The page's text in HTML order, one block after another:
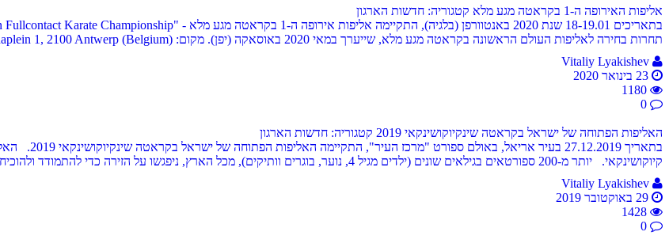
אליפות האירופה ה-1 בקראטה מגע מלא
קטגוריה: חדשות הארגון
תחרות בחירה לאליפות העולם הראשונה בקראטה מגע מלא, שייערך במאי 2020 באוסאקה (יפן). מקום: Arenaplein 1, 2100 Antwerp (Belgium). מארגנים: European Fullcontact Karate Organization. ...
Vitaliy Lyakishev
23 בינואר 2020
1180
0
האליפות הפתוחה של ישראל בקראטה שינקיוקושינקאי 2019
קטגוריה: חדשות הארגון
בתאריך
קיוקושינקאי. יותר מ-200 ספורטאים בגילאים שונים (ילדים מגיל 4, נוער, בוגרים וותיקים), מכל הארץ, ניפגשו על הזירה כדי להתמודד ולהוכיח מי החזק ביותר.
Vitaliy Lyakishev
29 באוקטובר 2019
1428
0